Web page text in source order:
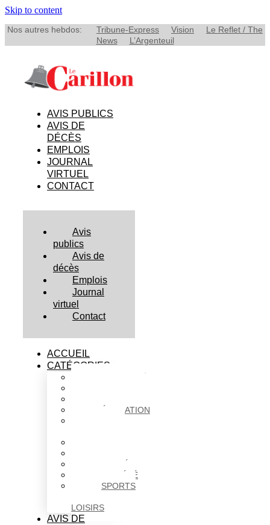
Skip to content
Nos autres hebdos: Tribune-Express Vision
Le Reflet / The
News
L’Argenteuil
AVIS PUBLICS
AVIS DE
DÉCÈS
EMPLOIS
JOURNAL
VIRTUEL
CONTACT
Avis
publics
Avis de
décès
Emplois
Journal
virtuel
Contact
ACCUEIL
CATÉGORIES
ÉDUCATION
SOCIÉTÉ
SPORTS
LOISIRS
AVIS DE